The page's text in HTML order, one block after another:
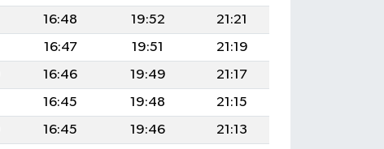
16:48 19:52
21:21
16:47 19:51
21:19
16:46 19:49
21:17
16:45 19:48
21:15
16:45 19:46
21:13